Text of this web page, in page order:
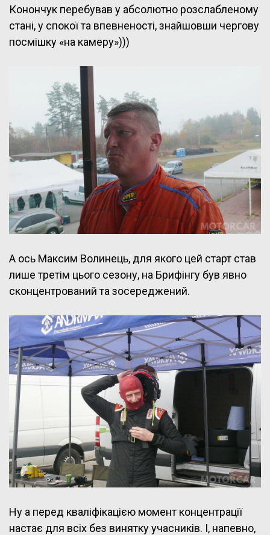
Конончук перебував у абсолютно розслабленому
стані, у спокої та впевненості, знайшовши чергову
посмішку «на камеру»)))
А ось Максим Волинець, для якого цей старт став
лише третім цього сезону, на Брифінгу був явно
сконцентрований та зосереджений.
Ну а перед кваліфікацією момент концентрації
настає для всіх без винятку учасників. І, напевно,